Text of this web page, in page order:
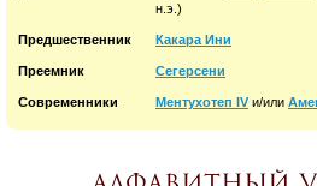
н.э.)
Предшественник Какара Ини
Преемник Сегерсени
Современники Ментухотеп IV и/или